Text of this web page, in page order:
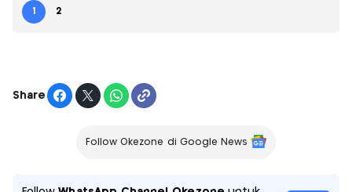
1 2
Share
Follow Okezone di Google News